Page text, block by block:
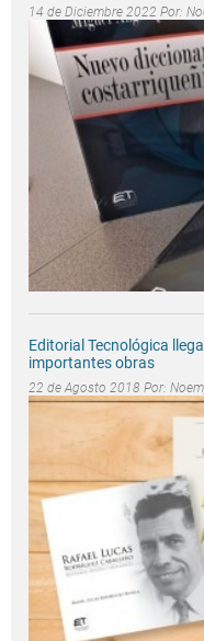
14 de Diciembre 2022 Por:
Editorial Tecnológica
importantes obras
22 de Agosto 2018 Por: